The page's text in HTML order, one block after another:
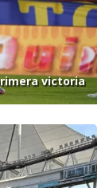
victoria